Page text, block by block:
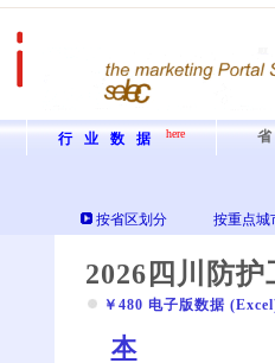
行业数据 here
按省区划分 按重点城
2026四川防
￥480 电子版数据
本